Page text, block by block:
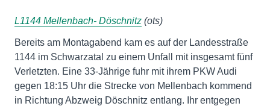
L1144 Mellenbach- Döschnitz (ots)
Bereits am Montagabend kam es auf der Landesstraße
1144 im Schwarzatal zu einem Unfall mit insgesamt fünf
Verletzten. Eine 33-Jährige fuhr mit ihrem PKW Audi
gegen 18:15 Uhr die Strecke von Mellenbach kommend
in Richtung Abzweig Döschnitz entlang. Ihr entgegen